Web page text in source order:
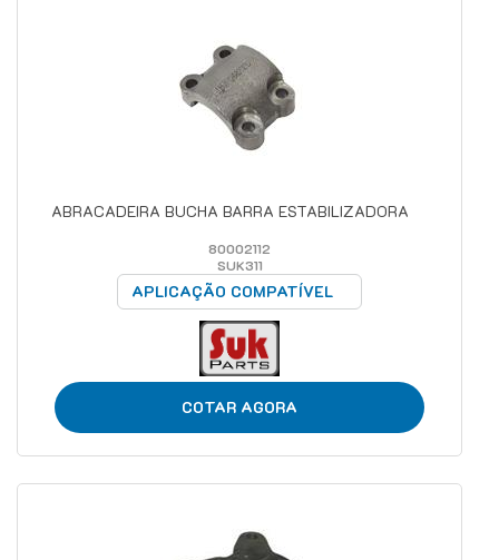
ABRACADEIRA BUCHA BARRA ESTABILIZADORA
80002112
SUK311
APLICAÇÃO COMPATÍVEL
COTAR AGORA